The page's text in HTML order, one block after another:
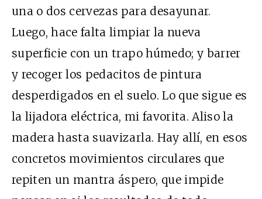
una o dos cervezas para desayunar.
Luego, hace falta limpiar la nueva
superficie con un trapo húmedo; y barrer
y recoger los pedacitos de pintura
desperdigados en el suelo. Lo que sigue es
la lijadora eléctrica, mi favorita. Aliso la
madera hasta suavizarla. Hay allí, en esos
concretos movimientos circulares que
repiten un mantra áspero, que impide